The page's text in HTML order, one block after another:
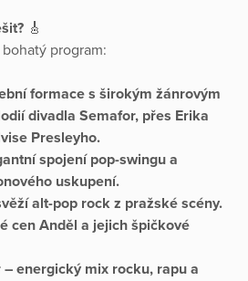
🎸
program:
formace s širokým žánrovým
divadla Semafor, přes Erika
Presleyho.
spojení pop-swingu a
uskupení.
alt-pop rock z pražské scény.
cen Anděl a jejich špičkové
– energický mix rocku, rapu a